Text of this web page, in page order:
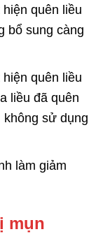
quên liều
bổ sung càng
quên liều
liều đã quên
sử dụng
làm giảm
mụn